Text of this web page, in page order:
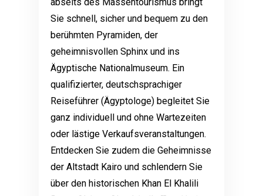
Sie schnell, sicher und bequem zu den
berühmten Pyramiden, der
geheimnisvollen Sphinx und ins
Ägyptische Nationalmuseum. Ein
qualifizierter, deutschsprachiger
Reiseführer (Ägyptologe) begleitet Sie
ganz individuell und ohne Wartezeiten
oder lästige Verkaufsveranstaltungen.
Entdecken Sie zudem die Geheimnisse
der Altstadt Kairo und schlendern Sie
über den historischen Khan El Khalili